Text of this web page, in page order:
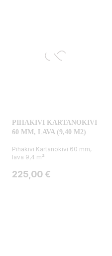
PIHAKIVI KARTANOKIVI
60 MM, LAVA (9,40 M2)
Pihakivi Kartanokivi 60 mm,
lava 9,4 m²
Hinta
225,00 €